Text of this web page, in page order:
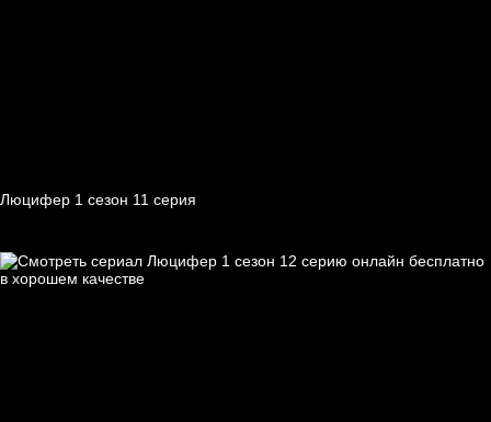
Люцифер 1 cезон 11 cерия